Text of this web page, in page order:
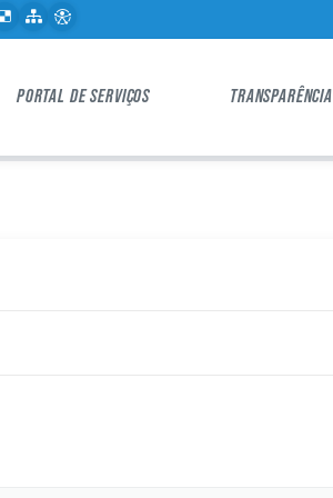
PORTAL DE SERVIÇOS TRANSPARÊNCIA